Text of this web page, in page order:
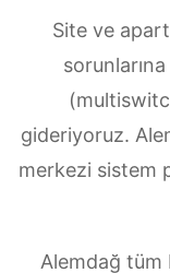
Site ve
gideriyoruz.
merkezi sistem
Alemdağ tüm